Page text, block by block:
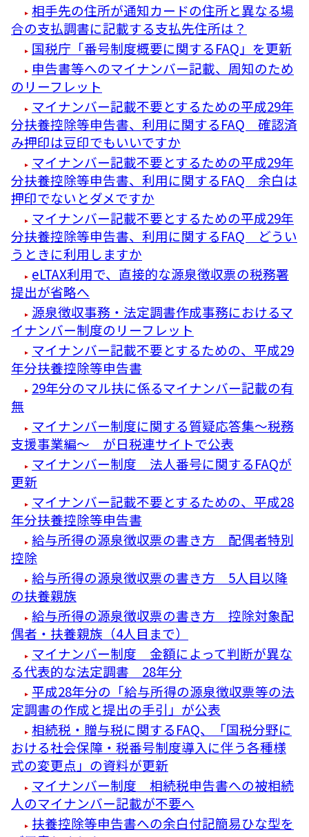
相手先の住所が通知カードの住所と異なる場
合の支払調書に記載する支払先住所は？
国税庁「番号制度概要に関するFAQ」を更新
申告書等へのマイナンバー記載、周知のため
のリーフレット
マイナンバー記載不要とするための平成29年
分扶養控除等申告書、利用に関するFAQ 確認済
み押印は豆印でもいいですか
マイナンバー記載不要とするための平成29年
分扶養控除等申告書、利用に関するFAQ 余白は
押印でないとダメですか
マイナンバー記載不要とするための平成29年
分扶養控除等申告書、利用に関するFAQ どうい
うときに利用しますか
eLTAX利用で、直接的な源泉徴収票の税務署
提出が省略へ
源泉徴収事務・法定調書作成事務におけるマ
イナンバー制度のリーフレット
マイナンバー記載不要とするための、平成29
年分扶養控除等申告書
29年分のマル扶に係るマイナンバー記載の有
無
マイナンバー制度に関する質疑応答集～税務
支援事業編～ が日税連サイトで公表
マイナンバー制度 法人番号に関するFAQが
更新
マイナンバー記載不要とするための、平成28
年分扶養控除等申告書
給与所得の源泉徴収票の書き方 配偶者特別
控除
給与所得の源泉徴収票の書き方 5人目以降
の扶養親族
給与所得の源泉徴収票の書き方 控除対象配
偶者・扶養親族（4人目まで）
マイナンバー制度 金額によって判断が異な
る代表的な法定調書 28年分
平成28年分の「給与所得の源泉徴収票等の法
定調書の作成と提出の手引」が公表
相続税・贈与税に関するFAQ、「国税分野に
おける社会保障・税番号制度導入に伴う各種様
式の変更点」の資料が更新
マイナンバー制度 相続税申告書への被相続
人のマイナンバー記載が不要へ
扶養控除等申告書への余白付記簡易ひな型を